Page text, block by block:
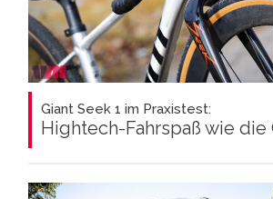
Giant Seek 1 im Praxistest:
Hightech-Fahrspaß wie die